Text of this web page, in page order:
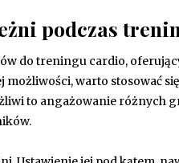
podczas
do treningu cardio,
możliwości, warto stosować
to angażowanie różnych